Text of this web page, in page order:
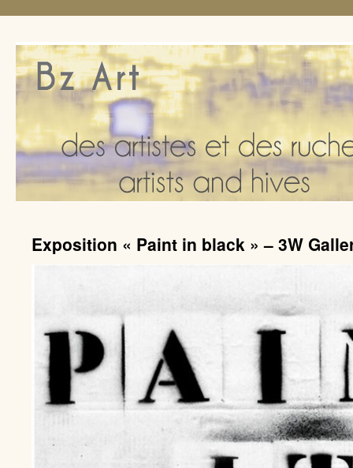
Exposition « Paint in black » – 3W